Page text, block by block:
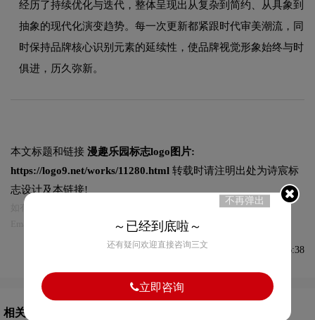
经历了持续优化与迭代，整体呈现出从复杂到简约、从具象到
抽象的现代化演变趋势。每一次更新都紧跟时代审美潮流，同
时保持品牌核心识别元素的延续性，使品牌视觉形象始终与时
俱进，历久弥新。
本文标题和链接 漫趣乐园标志logo图片:
https://logo9.net/works/11280.html 转载时请注明出处为诗宸标
志设计及本链接!
Email:75696531@qq.com，我们将第一时间安排删除。
发布于2023-07-21 08:26:38
相关文章推荐
不再弹出
～已经到底啦～
还有疑问欢迎直接咨询三文
立即咨询